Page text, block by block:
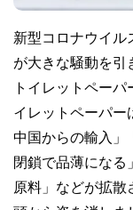
新型コロナウイル
が大きな騒動を引
トイレットペー
イレットペーパー
中国からの輸入」
閉鎖で品薄になる
原料」などが拡散